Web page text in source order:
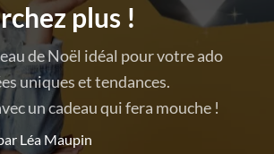
plus !
de Noël idéal pour votre ado
uniques et tendances.
un cadeau qui fera mouche !
Léa Maupin